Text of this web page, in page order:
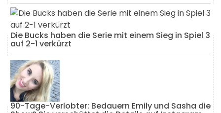
Die Bucks haben die Serie mit einem Sieg in Spiel 3
auf 2-1 verkürzt
90-Tage-Verlobter: Bedauern Emily und Sasha die